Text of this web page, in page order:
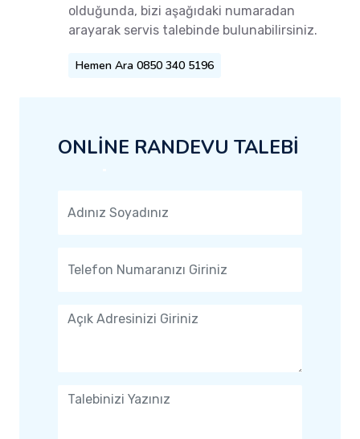
olduğunda, bizi aşağıdaki numaradan
arayarak servis talebinde bulunabilirsiniz.
Hemen Ara 0850 340 5196
ONLİNE RANDEVU TALEBİ